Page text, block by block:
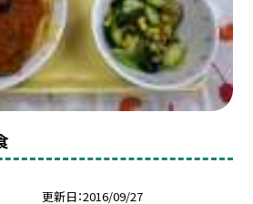
更新日 2016/09/27